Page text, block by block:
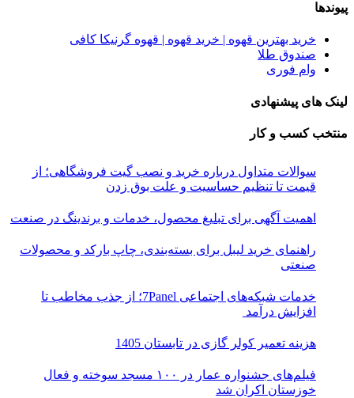
پیوندها
خرید بهترین قهوه | خرید قهوه | قهوه گرنیکا کافی
صندوق طلا
وام فوری
لینک های پیشنهادی
منتخب کسب و کار
سوالات متداول درباره خرید و نصب گیت فروشگاهی؛ از
قیمت تا تنظیم حساسیت و علت بوق زدن
اهمیت آگهی برای تبلیغ محصول، خدمات و برندینگ در صنعت
راهنمای خرید لیبل برای بسته‌بندی، چاپ بارکد و محصولات
صنعتی
خدمات شبکه‌های اجتماعی 7Panel؛ از جذب مخاطب تا
افزایش درآمد
هزینه تعمیر کولر گازی در تابستان 1405
فیلم‌های جشنواره عمار در ۱۰۰ مسجد سوخته و فعال
خوزستان اکران شد